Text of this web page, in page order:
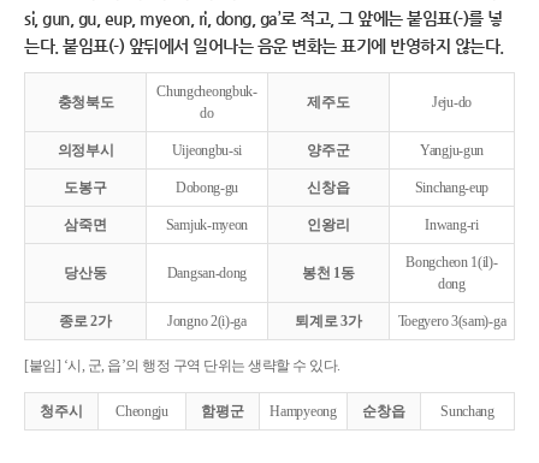
si, gun, gu, eup, myeon, ri, dong, ga’로 적고, 그 앞에는 붙임표(-)를 넣
는다. 붙임표(-) 앞뒤에서 일어나는 음운 변화는 표기에 반영하지 않는다.
충청북도
Chungcheongbuk-
do
제주도 Jeju-do
의정부시 Uijeongbu-si 양주군 Yangju-gun
도봉구 Dobong-gu 신창읍 Sinchang-eup
삼죽면 Samjuk-myeon 인왕리 Inwang-ri
당산동 Dangsan-dong 봉천 1동
Bongcheon 1(il)-
dong
종로 2가 Jongno 2(i)-ga 퇴계로 3가 Toegyero 3(sam)-ga
[붙임] ‘시, 군, 읍’의 행정 구역 단위는 생략할 수 있다.
청주시 Cheongju 함평군 Hampyeong 순창읍 Sunchang